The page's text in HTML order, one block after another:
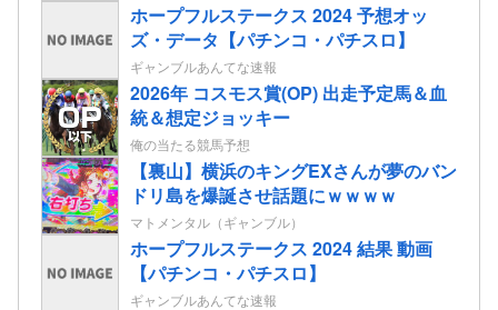
ホープフルステークス 2024 予想オッ
ズ・データ【パチンコ・パチスロ】
ギャンブルあんてな速報
2026年 コスモス賞(OP) 出走予定馬＆血
統＆想定ジョッキー
俺の当たる競馬予想
【裏山】横浜のキングEXさんが夢のバン
ドリ島を爆誕させ話題にｗｗｗｗ
マトメンタル（ギャンブル）
ホープフルステークス 2024 結果 動画
【パチンコ・パチスロ】
ギャンブルあんてな速報